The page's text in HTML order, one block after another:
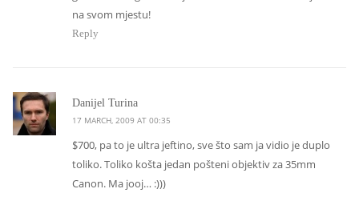
na svom mjestu!
Reply
Danijel Turinasays:
17 MARCH, 2009 AT 00:35
$700, pa to je ultra jeftino, sve što sam ja vidio je duplo
toliko. Toliko košta jedan pošteni objektiv za 35mm
Canon. Ma jooj… :)))